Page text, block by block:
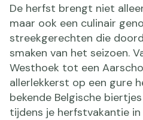
De herfst brengt niet
maar ook een culinair
streekgerechten die
smaken van het seizoen.
Westhoek tot een
allerlekkerst op een gure
bekende Belgische
tijdens je herfstvakantie in